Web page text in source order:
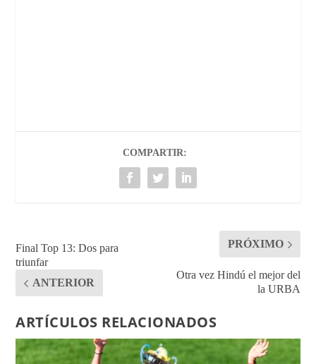
COMPARTIR:
Final Top 13: Dos para
triunfar
ANTERIOR
PRÓXIMO
Otra vez Hindú el mejor del
la URBA
ARTÍCULOS RELACIONADOS